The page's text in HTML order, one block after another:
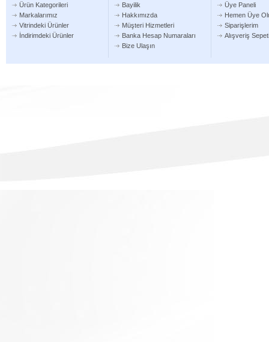
Ürün Kategorileri
Markalarımız
Vitrindeki Ürünler
İndirimdeki Ürünler
Bayilik
Hakkımızda
Müşteri Hizmetleri
Banka Hesap Numaraları
Bize Ulaşın
Üye Paneli
Hemen Üye
Siparişlerim
Alışveriş